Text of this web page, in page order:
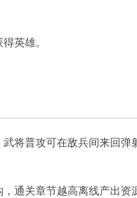
英雄。
将普攻可在敌兵间来回
通关章节越高离线产出